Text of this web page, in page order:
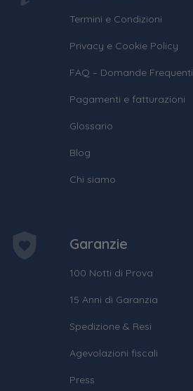
Termini e Condizioni
Privacy e Cookie Policy
FAQ – Domande Frequenti
Pagamenti e fatturazioni
Glossario
Blog
Chi siamo
Garanzie
100 Notti di Prova
15 Anni di Garanzia
Spedizione & Resi
Agevolazioni fiscali
Press